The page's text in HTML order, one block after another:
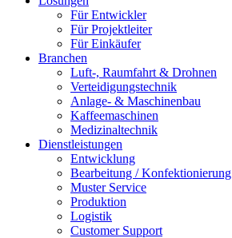
Für Entwickler
Für Projektleiter
Für Einkäufer
Branchen
Luft-, Raumfahrt & Drohnen
Verteidigungstechnik
Anlage- & Maschinenbau
Kaffeemaschinen
Medizinaltechnik
Dienstleistungen
Entwicklung
Bearbeitung / Konfektionierung
Muster Service
Produktion
Logistik
Customer Support